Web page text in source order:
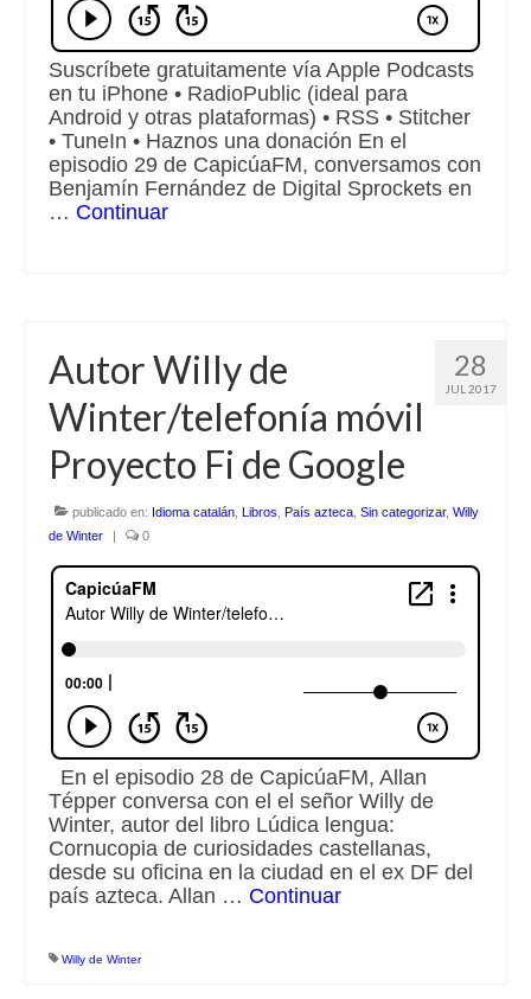
Suscríbete gratuitamente vía Apple Podcasts
en tu iPhone • RadioPublic (ideal para
Android y otras plataformas) • RSS • Stitcher
• TuneIn • Haznos una donación En el
episodio 29 de CapicúaFM, conversamos con
Benjamín Fernández de Digital Sprockets en
… Continuar
28
JUL 2017
Autor Willy de
Winter/telefonía móvil
Proyecto Fi de Google
publicado en: Idioma catalán Libros País azteca Sin categorizar, Willy
de Winter
| 0
En el episodio 28 de CapicúaFM, Allan
Tépper conversa con el el señor Willy de
Winter, autor del libro Lúdica lengua:
Cornucopia de curiosidades castellanas,
desde su oficina en la ciudad en el ex DF del
país azteca. Allan … Continuar
Willy de Winter